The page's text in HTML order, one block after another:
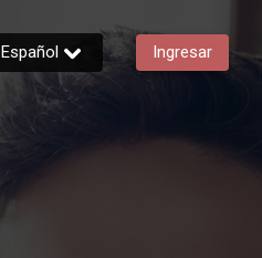
Español Ingresar